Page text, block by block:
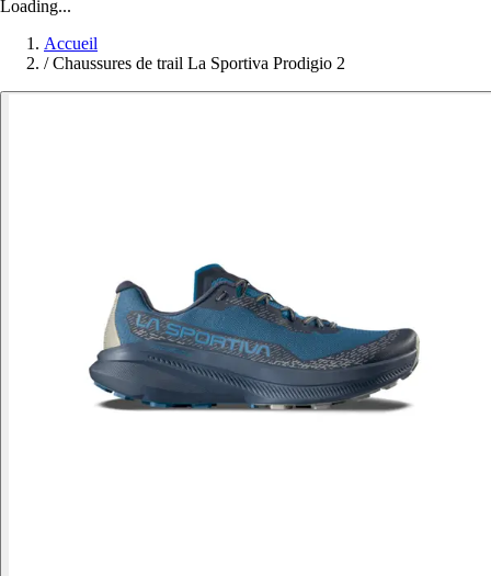
Loading...
Accueil
/ Chaussures de trail La Sportiva Prodigio 2